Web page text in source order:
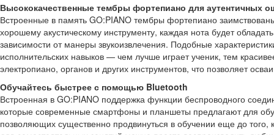
Высококачественные тембры фортепиано для аутентичных
Встроенные в память GO:PIANO тембры фортепиано
хорошему акустическому инструменту, каждая нота будет
зависимости от манеры звукоизвлечения. Подобные
исполнительских навыков — чем лучше играет ученик, тем
электропиано, органов и других инструментов, что позволяет
Обучайтесь быстрее с помощью Bluetooth
Встроенная в GO:PIANO поддержка функции беспроводного
которые современные смартфоны и планшеты предлагают для
позволяющих существенно продвинуться в обучении еще до